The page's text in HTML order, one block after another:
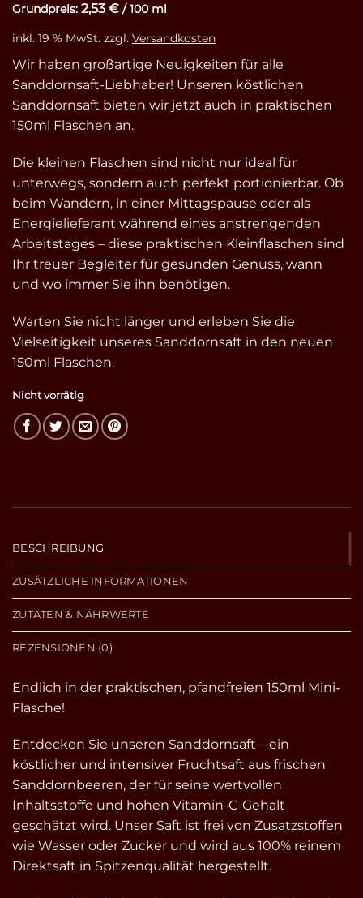
Grundpreis: 2,53 € /100 ml
inkl. 19 % MwSt. zzgl. Versandkosten
Wir haben großartige Neuigkeiten für alle
Sanddornsaft-Liebhaber! Unseren köstlichen
Sanddornsaft bieten wir jetzt auch in praktischen
150ml Flaschen an.
Die kleinen Flaschen sind nicht nur ideal für
unterwegs, sondern auch perfekt portionierbar. Ob
beim Wandern, in einer Mittagspause oder als
Energielieferant während eines anstrengenden
Arbeitstages – diese praktischen Kleinflaschen sind
Ihr treuer Begleiter für gesunden Genuss, wann
und wo immer Sie ihn benötigen.
Warten Sie nicht länger und erleben Sie die
Vielseitigkeit unseres Sanddornsaft in den neuen
150ml Flaschen.
Nicht vorrätig
BESCHREIBUNG
ZUSÄTZLICHE INFORMATIONEN
ZUTATEN & NÄHRWERTE
REZENSIONEN (0)
Endlich in der praktischen, pfandfreien 150ml Mini-
Flasche!
Entdecken Sie unseren Sanddornsaft – ein
köstlicher und intensiver Fruchtsaft aus frischen
Sanddornbeeren, der für seine wertvollen
Inhaltsstoffe und hohen Vitamin-C-Gehalt
geschätzt wird. Unser Saft ist frei von Zusatzstoffen
wie Wasser oder Zucker und wird aus 100% reinem
Direktsaft in Spitzenqualität hergestellt.